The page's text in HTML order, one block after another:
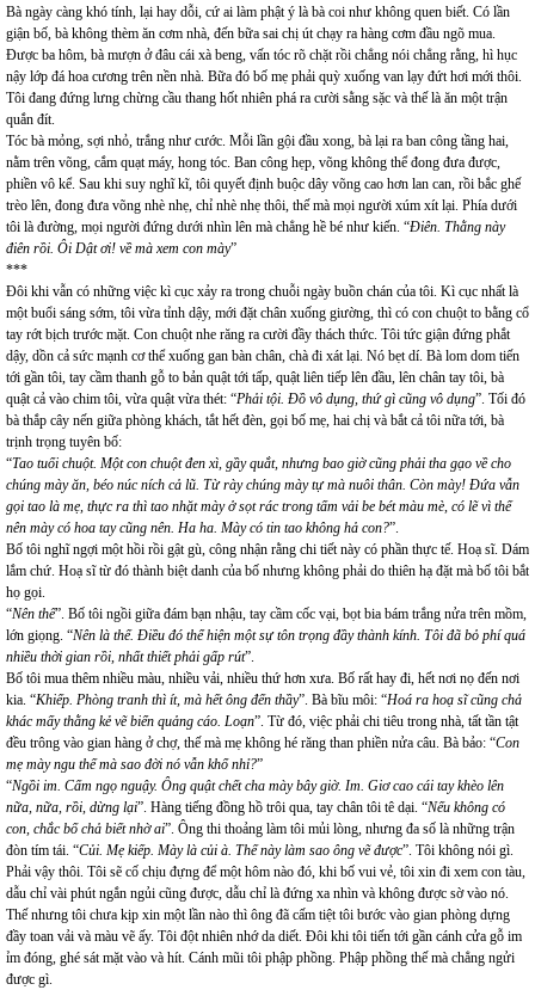
Bà ngày càng khó tính, lại hay dỗi, cứ ai làm phật ý là bà coi như không quen biết. Có lần
giận bố, bà không thèm ăn cơm nhà, đến bữa sai chị út chạy ra hàng cơm đầu ngõ mua.
Được ba hôm, bà mượn ở đâu cái xà beng, vấn tóc rõ chặt rồi chẳng nói chẳng rằng, hì hục
nậy lớp đá hoa cương trên nền nhà. Bữa đó bố mẹ phải quỳ xuống van lạy đứt hơi mới thôi.
Tôi đang đứng lưng chừng cầu thang hốt nhiên phá ra cười sằng sặc và thế là ăn một trận
quắn đít.
Tóc bà mỏng, sợi nhỏ, trắng như cước. Mỗi lần gội đầu xong, bà lại ra ban công tầng hai,
nằm trên võng, cắm quạt máy, hong tóc. Ban công hẹp, võng không thể đong đưa được,
phiền vô kể. Sau khi suy nghĩ kĩ, tôi quyết định buộc dây võng cao hơn lan can, rồi bắc ghế
trèo lên, đong đưa võng nhè nhẹ, chỉ nhè nhẹ thôi, thế mà mọi người xúm xít lại. Phía dưới
tôi là đường, mọi người đứng dưới nhìn lên mà chẳng hề bé như kiến. “Điên. Thằng này
điên rồi. Ôi Dật ơi! về mà xem con mày”
***
Đôi khi vẫn có những việc kì cục xảy ra trong chuỗi ngày buồn chán của tôi. Kì cục nhất là
một buổi sáng sớm, tôi vừa tỉnh dậy, mới đặt chân xuống giường, thì có con chuột to bằng cổ
tay rớt bịch trước mặt. Con chuột nhe răng ra cười đầy thách thức. Tôi tức giận đứng phắt
dậy, dồn cả sức mạnh cơ thể xuống gan bàn chân, chà đi xát lại. Nó bẹt dí. Bà lom dom tiến
tới gần tôi, tay cầm thanh gỗ to bản quật tới tấp, quật liên tiếp lên đầu, lên chân tay tôi, bà
quật cả vào chim tôi, vừa quật vừa thét: “Phải tội. Đồ vô dụng, thứ gì cũng vô dụng”. Tối đó
bà thắp cây nến giữa phòng khách, tắt hết đèn, gọi bố mẹ, hai chị và bắt cả tôi nữa tới, bà
trịnh trọng tuyên bố:
“Tao tuổi chuột. Một con chuột đen xì, gầy quắt, nhưng bao giờ cũng phải tha gạo về cho
chúng mày ăn, béo núc ních cả lũ. Từ rày chúng mày tự mà nuôi thân. Còn mày! Đứa vẫn
gọi tao là mẹ, thực ra thì tao nhặt mày ở sọt rác trong tấm vải be bét màu mè, có lẽ vì thế
nên mày có hoa tay cũng nên. Ha ha. Mày có tin tao không hả con?”.
Bố tôi nghĩ ngợi một hồi rồi gật gù, công nhận rằng chi tiết này có phần thực tế. Hoạ sĩ. Dám
lắm chứ. Hoạ sĩ từ đó thành biệt danh của bố nhưng không phải do thiên hạ đặt mà bố tôi bắt
họ gọi.
“Nên thế”. Bố tôi ngồi giữa đám bạn nhậu, tay cầm cốc vại, bọt bia bám trắng nửa trên mồm,
lớn giọng. “Nên là thế. Điều đó thể hiện một sự tôn trọng đầy thành kính. Tôi đã bỏ phí quá
nhiều thời gian rồi, nhất thiết phải gấp rút”.
Bố tôi mua thêm nhiều màu, nhiều vải, nhiều thứ hơn xưa. Bố rất hay đi, hết nơi nọ đến nơi
kia. “Khiếp. Phòng tranh thì ít, mà hết ông đến thầy”. Bà bĩu môi: “Hoá ra hoạ sĩ cũng chả
khác mấy thằng kẻ vẽ biển quảng cáo. Loạn”. Từ đó, việc phải chi tiêu trong nhà, tất tần tật
đều trông vào gian hàng ở chợ, thế mà mẹ không hé răng than phiền nửa câu. Bà bảo: “Con
mẹ mày ngu thế mà sao đời nó vẫn khổ nhỉ?”
“Ngồi im. Cấm ngọ nguậy. Ông quật chết cha mày bây giờ. Im. Giơ cao cái tay khèo lên
nữa, nữa, rồi, dừng lại”. Hàng tiếng đồng hồ trôi qua, tay chân tôi tê dại. “Nếu không có
con, chắc bố chả biết nhờ ai”. Ông thi thoảng làm tôi mủi lòng, nhưng đa số là những trận
đòn tím tái. “Củi. Mẹ kiếp. Mày là củi à. Thế này làm sao ông vẽ được”. Tôi không nói gì.
Phải vậy thôi. Tôi sẽ cố chịu đựng để một hôm nào đó, khi bố vui vẻ, tôi xin đi xem con tàu,
dẫu chỉ vài phút ngắn ngủi cũng được, dẫu chỉ là đứng xa nhìn và không được sờ vào nó.
Thế nhưng tôi chưa kịp xin một lần nào thì ông đã cấm tiệt tôi bước vào gian phòng dựng
đầy toan vải và màu vẽ ấy. Tôi đột nhiên nhớ da diết. Đôi khi tôi tiến tới gần cánh cửa gỗ im
ỉm đóng, ghé sát mặt vào và hít. Cánh mũi tôi phập phồng. Phập phồng thế mà chẳng ngửi
được gì.